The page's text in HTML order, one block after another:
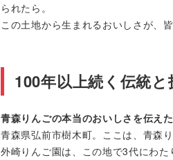
られたら。
この土地から生まれるおいしさが、
100年以上続く伝統と
青森りんごの本当のおいしさを伝え
青森県弘前市樹木町。ここは、青森
外崎りんご園は、この地で3代にわ